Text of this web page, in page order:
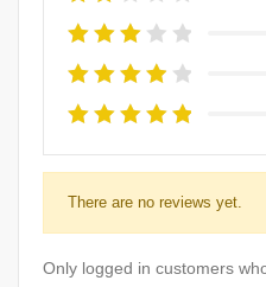
There are no reviews yet.
Only logged in customers